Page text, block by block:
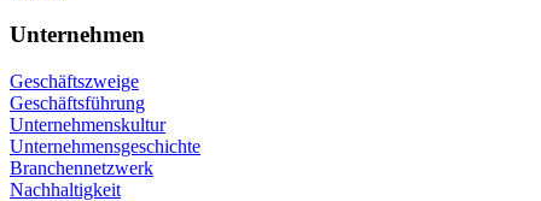
Unternehmen
Geschäftszweige
Geschäftsführung
Unternehmenskultur
Unternehmensgeschichte
Branchennetzwerk
Nachhaltigkeit